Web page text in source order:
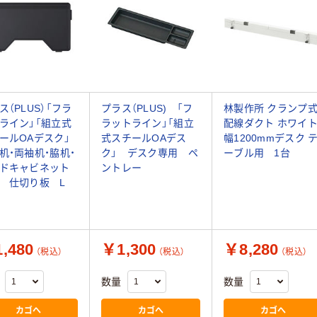
（PLUS）「フラ
イン」「組立式
ルOAデスク」
・両袖机・脇机・
キャビネット
仕切り板 L
プラス（PLUS) 「フ
ラットライン」「組立
式スチールOAデス
ク」 デスク専用 ペ
ントレー
林製作所 クランプ式
配線ダクト ホワイト
幅1200mmデスク
ーブル用 1台
（税込）
カゴへ
￥1,300 （税込）
数量
カゴへ
￥8,280 （税込）
数量
カゴへ